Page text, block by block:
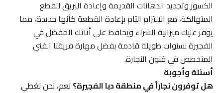
الكسور وتجديد الدهانات القديمة وإعادة البريق للقطع
المتهالكة، مع الالتزام التام بإعادة القطعة كأنها جديدة، مما
يوفر عليك ميزانية الشراء ويحافظ على أثاثك المفضل في
الفجيرة لسنوات طويلة قادمة بفضل مهارة فريقنا الفني
المتخصص في فنون النجارة.
أسئلة وأجوبة
هل توفرون نجاراً في منطقة دبا الفجيرة؟نعم، نحن نغطي